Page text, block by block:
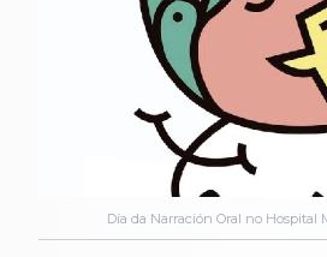
Día da Narración Oral no Hospital